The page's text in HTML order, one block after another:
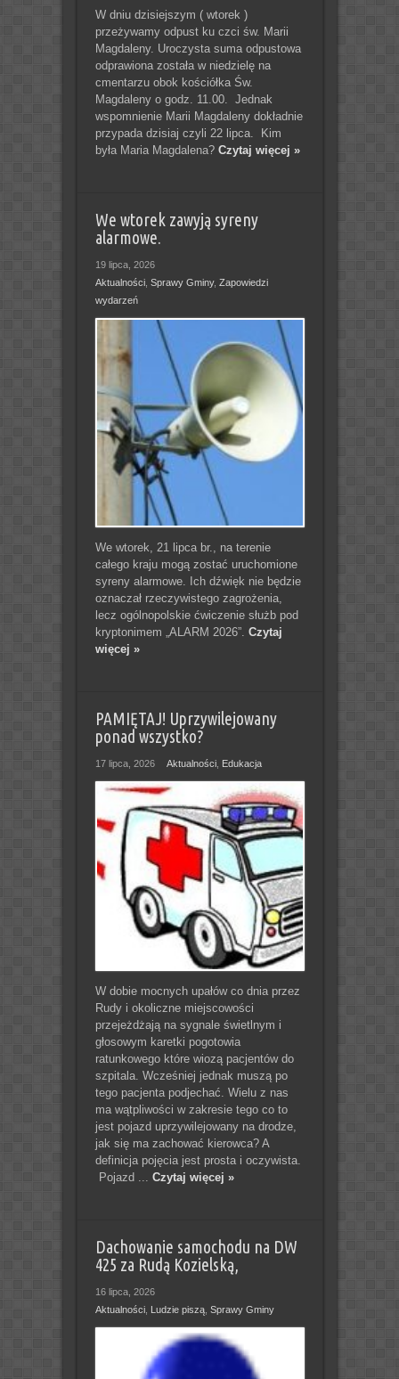
W dniu dzisiejszym ( wtorek )
przeżywamy odpust ku czci św. Marii
Magdaleny. Uroczysta suma odpustowa
odprawiona została w niedzielę na
cmentarzu obok kościółka Św.
Magdaleny o godz. 11.00. Jednak
wspomnienie Marii Magdaleny dokładnie
przypada dzisiaj czyli 22 lipca. Kim
była Maria Magdalena? Czytaj więcej »
We wtorek zawyją syreny
alarmowe.
19 lipca, 2026
Aktualności, Sprawy Gminy, Zapowiedzi
wydarzeń
We wtorek, 21 lipca br., na terenie
całego kraju mogą zostać uruchomione
syreny alarmowe. Ich dźwięk nie będzie
oznaczał rzeczywistego zagrożenia,
lecz ogólnopolskie ćwiczenie służb pod
kryptonimem „ALARM 2026”. Czytaj
więcej »
PAMIĘTAJ! Uprzywilejowany
ponad wszystko?
17 lipca, 2026 Aktualności, Edukacja
W dobie mocnych upałów co dnia przez
Rudy i okoliczne miejscowości
przejeżdżają na sygnale świetlnym i
głosowym karetki pogotowia
ratunkowego które wiozą pacjentów do
szpitala. Wcześniej jednak muszą po
tego pacjenta podjechać. Wielu z nas
ma wątpliwości w zakresie tego co to
jest pojazd uprzywilejowany na drodze,
jak się ma zachować kierowca? A
definicja pojęcia jest prosta i oczywista.
Pojazd ... Czytaj więcej »
Dachowanie samochodu na DW
425 za Rudą Kozielską,
16 lipca, 2026
Aktualności, Ludzie piszą, Sprawy Gminy